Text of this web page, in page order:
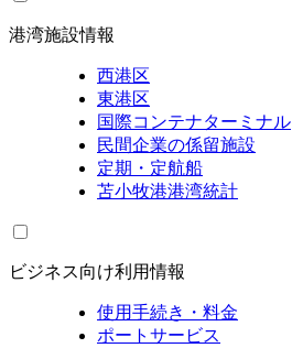
港湾施設情報
西港区
東港区
国際コンテナターミナル
民間企業の係留施設
定期・定航船
苫小牧港港湾統計
ビジネス向け利用情報
使用手続き・料金
ポートサービス